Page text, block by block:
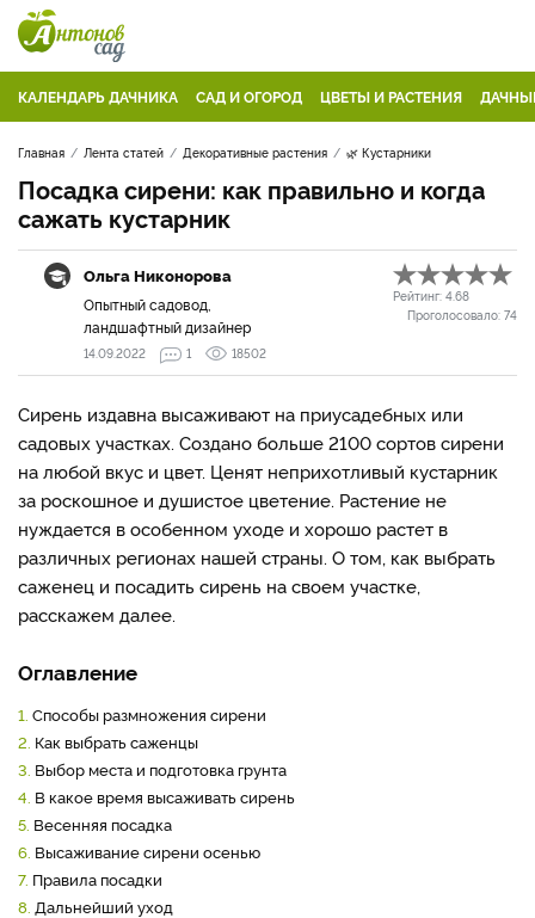
КАЛЕНДАРЬ ДАЧНИКА САД И ОГОРОД ЦВЕТЫ И РАСТЕНИЯ
Главная Лента статей Декоративные растения 🌿 Кустарники
Посадка сирени: как правильно и когда
сажать кустарник
Ольга Никонорова
Опытный садовод,
ландшафтный дизайнер
Рейтинг: 4.68
Проголосовало: 74
14.09.2022 1 18502
Сирень издавна высаживают на приусадебных или
садовых участках. Создано больше 2100 сортов сирени
на любой вкус и цвет. Ценят неприхотливый кустарник
за роскошное и душистое цветение. Растение не
нуждается в особенном уходе и хорошо растет в
различных регионах нашей страны. О том, как выбрать
саженец и посадить сирень на своем участке,
расскажем далее.
Оглавление
1. Способы размножения сирени
2. Как выбрать саженцы
3. Выбор места и подготовка грунта
4. В какое время высаживать сирень
5. Весенняя посадка
6. Высаживание сирени осенью
7. Правила посадки
8. Дальнейший уход